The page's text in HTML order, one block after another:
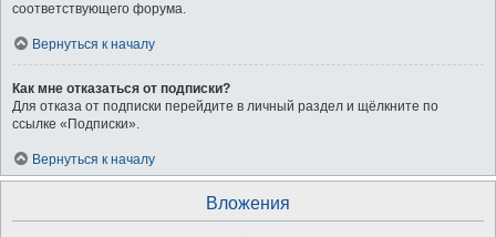
соответствующего форума.
Вернуться к началу
Как мне отказаться от подписки?
Для отказа от подписки перейдите в личный раздел и щёлкните по
ссылке «Подписки».
Вернуться к началу
Вложения